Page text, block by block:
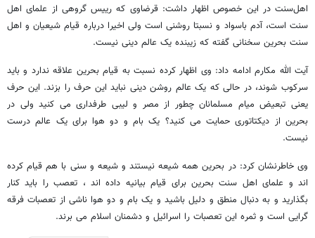
اهل‌سنت در این خصوص اظهار داشت: قرضاوی که رییس گروهی از علمای اهل
سنت است، آدم باسواد و نسبتا روشنی است ولی اخیرا درباره قیام شیعیان و اهل
سنت بحرین سخنانی گفته که زیبنده یک عالم دینی نیست.
آیت الله مکارم ادامه داد:‌ وی اظهار کرده نسبت به قیام بحرین علاقه ندارد و باید
سرکوب شوند، در حالی که یک عالم روشن دینی نباید این حرف را بزند. این حرف
یعنی تبعیض میام مسلمانان چطور از مصر و لیبی طرفداری می کنید ولی در
بحرین از دیکتاتوری حمایت می کنید؟ یک بام و دو هوا برای یک عالم درست
نیست.
وی خاطرنشان کرد: در بحرین همه شیعه نیستند و شیعه و سنی با هم قیام کرده
اند و علمای اهل سنت بحرین برای قیام بیانیه داده اند ، تعصب را باید کنار
بگذارید و به دنبال منطق و دلیل باشید و یک بام و دو هوا ناشی از تعصبات فرقه
گرایی است و ثمره این تعصبات را اسرائیل و دشمنان اسلام می برند.